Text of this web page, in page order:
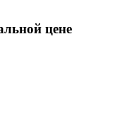
цене